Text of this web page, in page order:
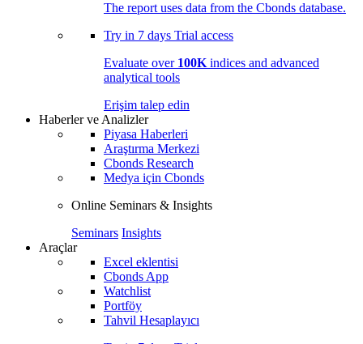
The report uses data from the Cbonds database.
Try in 7 days Trial access
Evaluate over 100K indices and advanced
analytical tools
Erişim talep edin
Haberler ve Analizler
Piyasa Haberleri
Araştırma Merkezi
Cbonds Research
Medya için Cbonds
Online Seminars & Insights
Seminars Insights
Araçlar
Excel eklentisi
Cbonds App
Watchlist
Portföy
Tahvil Hesaplayıcı